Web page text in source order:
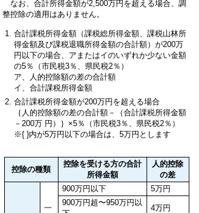
なお、合計所得金額が2,500万円を超える場合、調
整控除の適用はありません。
合計課税所得金額（課税総所得金額、課税山林所
得金額及び課税退職所得金額の合計額）が200万
円以下の場合、アまたはイのいずれか少ない金額
の5％（市民税3％、県民税2％）
ア、人的控除額の差の合計額
イ、合計課税所得金額
合計課税所得金額が200万円を超える場合
｛人的控除額の差の合計額－（合計課税所得金額
－200万 円）｝×5％（市民税3％、県民税2％）
※{ }内が5万円以下の場合は、5万円とします
控除の種類
控除を受ける方の合計
所得金額
人的控除
の差
一
900万円以下
5万円
900万円超〜950万円以
4万円